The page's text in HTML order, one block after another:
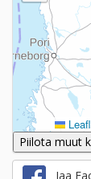
Piilota muut
Jaa